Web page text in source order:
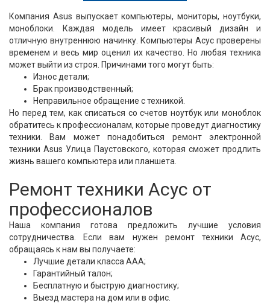
Компания Asus выпускает компьютеры, мониторы, ноутбуки,
моноблоки. Каждая модель имеет красивый дизайн и
отличную внутреннюю начинку. Компьютеры Асус проверены
временем и весь мир оценил их качество. Но любая техника
может выйти из строя. Причинами того могут быть:
Износ детали;
Брак производственный;
Неправильное обращение с техникой.
Но перед тем, как списаться со счетов ноутбук или моноблок
обратитесь к профессионалам, которые проведут диагностику
техники. Вам может понадобиться ремонт электронной
техники Asus Улица Паустовского, которая сможет продлить
жизнь вашего компьютера или планшета.
Ремонт техники Асус от
профессионалов
Наша компания готова предложить лучшие условия
сотрудничества. Если вам нужен ремонт техники Асус,
обращаясь к нам вы получаете:
Лучшие детали класса ААА;
Гарантийный талон;
Бесплатную и быструю диагностику;
Выезд мастера на дом или в офис.